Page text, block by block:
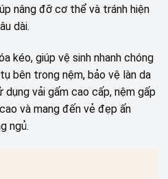
nâng đỡ cơ thể và tránh hiện
dài.
kéo, giúp vệ sinh nhanh chóng
bên trong nệm, bảo vệ làn da
vải gấm cao cấp, nệm gấp
và mang đến vẻ đẹp ấn
ngủ.